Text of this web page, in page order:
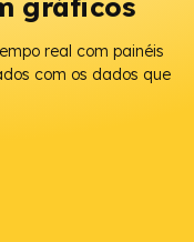
real com painéis
com os dados que